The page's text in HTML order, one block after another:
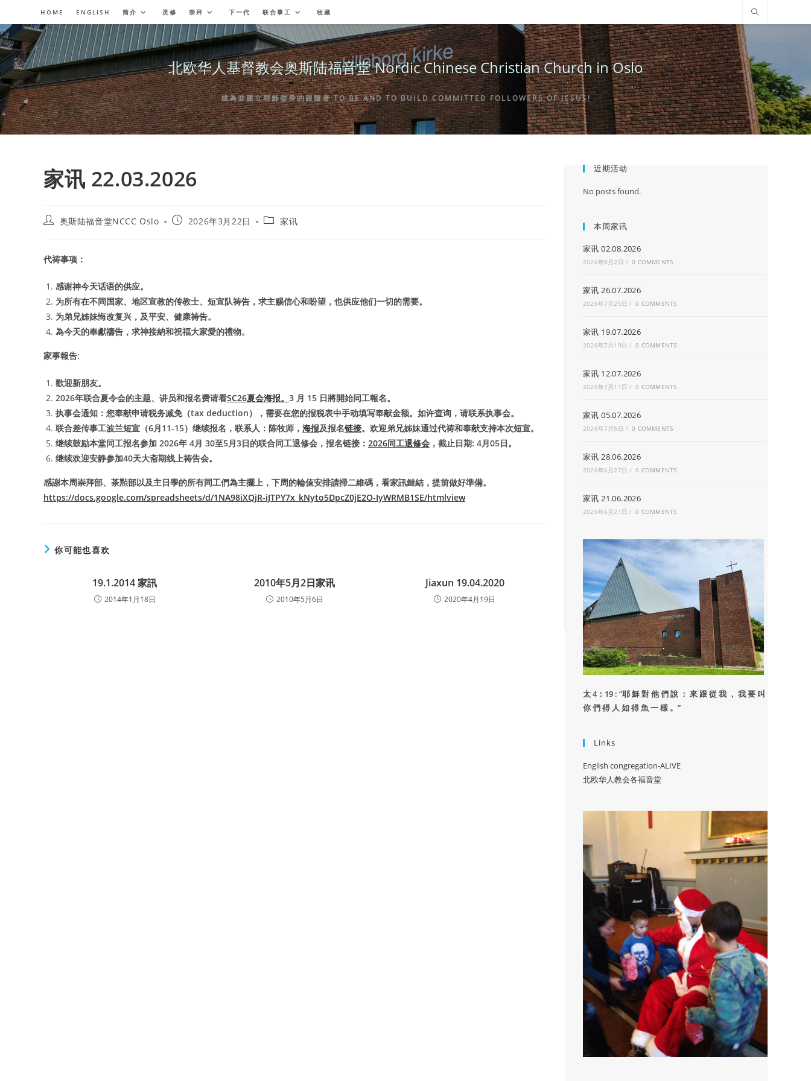
to
content
HOME ENGLISH 简介 灵修 崇拜 下一代 联合事工 收藏
北欧华人基督教会奥斯陆福音堂 Nordic Chinese Christian Church in Oslo
成為並建立耶穌委身的跟隨者 TO BE AND TO BUILD COMMITTED FOLLOWERS OF JESUS!
家讯 22.03.2026
Post奥斯陆福音堂NCCC Oslo
Post2026年3月22日
Post家讯
代祷事项：
感谢神今天话语的供应。
为所有在不同国家、地区宣教的传教士、短宣队祷告，求主赐信心和盼望，也供应他们一切的需要。
为弟兄姊妹悔改复兴，及平安、健康祷告。
為今天的奉獻禱告，求神接納和祝福大家愛的禮物。
家事報告:
歡迎新朋友。
2026年联合夏令会的主题、讲员和报名费请看SC26夏会海报。 3 月 15 日將開始同工報名。
执事会通知：您奉献申请税务减免（tax deduction），需要在您的报税表中手动填写奉献金额。如许查询，请联系执事会。
联合差传事工波兰短宣（6月11-15）继续报名，联系人：陈牧师， 海报及报名链接。欢迎弟兄姊妹通过代祷和奉献支持本次短宣。
继续鼓励本堂同工报名参加 2026年 4月 30至5月3日的联合同工退修会，报名链接： 2026同工退修会 ，截止日期: 4月05日。
继续欢迎安静参加40天大斋期线上祷告会。
感謝本周崇拜部、茶㸃部以及主日學的所有同工們為主擺上，下周的輪值安排請掃二維碼，看家訊鏈結，提前做好準備。
https://docs.google.com/spreadsheets/d/1NA98iXQjR-iJTPY7x_kNyto5DpcZ0jE2O-IyWRMB1SE/htmlview
你可能也喜欢
19.1.2014 家訊
2014年1月18日
2010年5月2日家讯
2010年5月6日
Jiaxun 19.04.2020
2020年4月19日
近期活动
No posts found.
本周家讯
家讯 02.08.2026
2026年8月2日 / 0 COMMENTS
家讯 26.07.2026
2026年7月25日 / 0 COMMENTS
家讯 19.07.2026
2026年7月19日 / 0 COMMENTS
家讯 12.07.2026
2026年7月11日 / 0 COMMENTS
家讯 05.07.2026
2026年7月5日 / 0 COMMENTS
家讯 28.06.2026
2026年6月27日 / 0 COMMENTS
家讯 21.06.2026
2026年6月21日 / 0 COMMENTS
太 4：19 : “耶 穌 對 他 們 說 ： 來 跟 從 我 ， 我 要 叫
你 們 得 人 如 得 魚 一 樣 。”
Links
English congregation-ALIVE
北欧华人教会各福音堂